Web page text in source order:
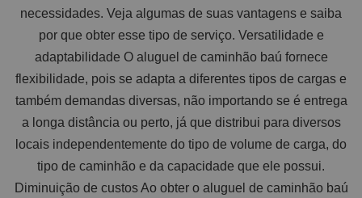
necessidades. Veja algumas de suas vantagens e saiba
por que obter esse tipo de serviço. Versatilidade e
adaptabilidade O aluguel de caminhão baú fornece
flexibilidade, pois se adapta a diferentes tipos de cargas e
também demandas diversas, não importando se é entrega
a longa distância ou perto, já que distribui para diversos
locais independentemente do tipo de volume de carga, do
tipo de caminhão e da capacidade que ele possui.
Diminuição de custos Ao obter o aluguel de caminhão baú